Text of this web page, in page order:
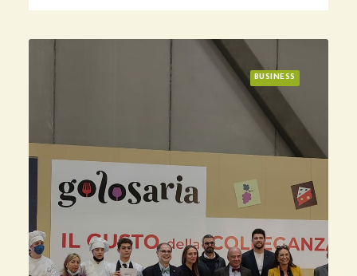
BUSINESS